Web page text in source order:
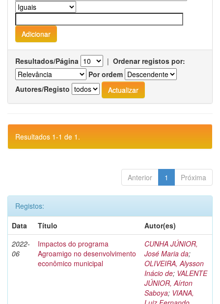
Resultados/Página | Ordenar registos por:
Por ordem
Autores/Registo
Resultados 1-1 de 1.
Anterior 1 Próxima
Registos:
Data
Título
Autor(es)
2022-
06
Impactos do programa
Agroamigo no desenvolvimento
econômico municipal
CUNHA JÚNIOR,
José Maria da;
OLIVEIRA, Alysson
Inácio de; VALENTE
JÚNIOR, Aírton
Saboya; VIANA,